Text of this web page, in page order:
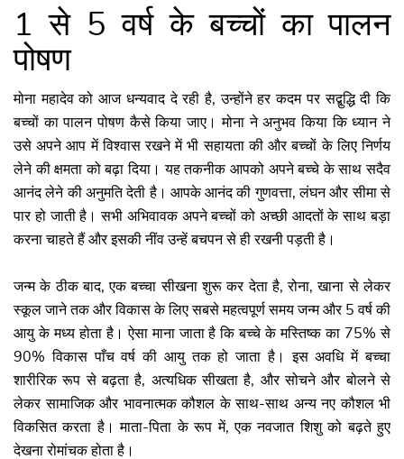
1 से 5 वर्ष के बच्चों का पालन
पोषण
मोना महादेव को आज धन्यवाद दे रही है, उन्होंने हर कदम पर सद्बुद्धि दी कि
बच्चों का पालन पोषण कैसे किया जाए। मोना ने अनुभव किया कि ध्यान ने
उसे अपने आप में विश्वास रखने में भी सहायता की और बच्चों के लिए निर्णय
लेने की क्षमता को बढ़ा दिया। यह तकनीक आपको अपने बच्चे के साथ सदैव
आनंद लेने की अनुमति देती है। आपके आनंद की गुणवत्ता, लंघन और सीमा से
पार हो जाती है। सभी अभिवावक अपने बच्‍चों को अच्‍छी आदतों के साथ बड़ा
करना चाहते हैं और इसकी नींव उन्‍हें बचपन से ही रखनी पड़ती है।
जन्म के ठीक बाद, एक बच्चा सीखना शुरू कर देता है, रोना, खाना से लेकर
स्कूल जाने तक और विकास के लिए सबसे महत्वपूर्ण समय जन्म और 5 वर्ष की
आयु के मध्य होता है। ऐसा माना जाता है कि बच्चे के मस्तिष्क का 75% से
90% विकास पाँच वर्ष की आयु तक हो जाता है। इस अवधि में बच्चा
शारीरिक रूप से बढ़ता है, अत्यधिक सीखता है, और सोचने और बोलने से
लेकर सामाजिक और भावनात्मक कौशल के साथ-साथ अन्य नए कौशल भी
विकसित करता है। माता-पिता के रूप में, एक नवजात शिशु को बढ़ते हुए
देखना रोमांचक होता है।